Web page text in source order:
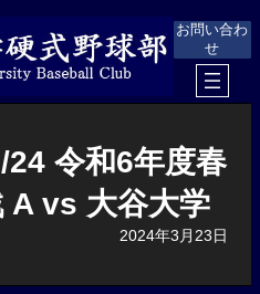
お問い合わ
せ
24 令和6年度春
A vs 大谷大学
2024年3月23日